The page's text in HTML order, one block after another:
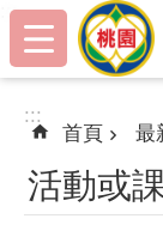
跳到主要內容區塊
:::
:::
首頁 最
活動或